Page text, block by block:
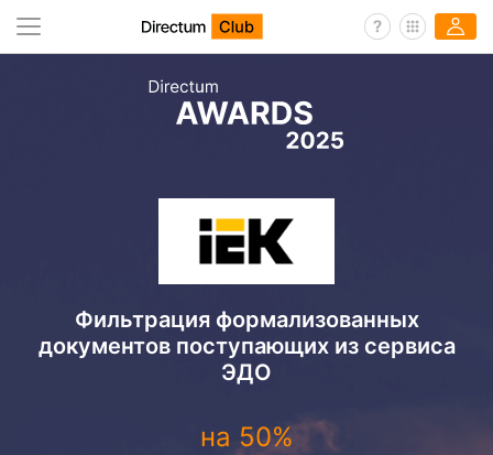
Фильтрация формализованных
документов поступающих из сервиса
ЭДО
на 50%